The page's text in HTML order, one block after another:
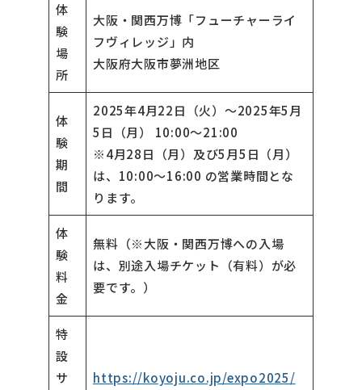
体
験
場
所
大阪・関西万博「フューチャーライ
フヴィレッジ」内
大阪府大阪市夢洲地区
体
験
期
間
2025年4月22日（火）～2025年5月
5日（月） 10:00〜21:00
※4月28日（月）及び5月5日（月）
は、10:00〜16:00 の営業時間とな
ります。
体
験
料
金
無料（※大阪・関西万博への入場
は、別途入場チケット（有料）が必
要です。）
特
設
サ
https://koyoju.co.jp/expo2025/